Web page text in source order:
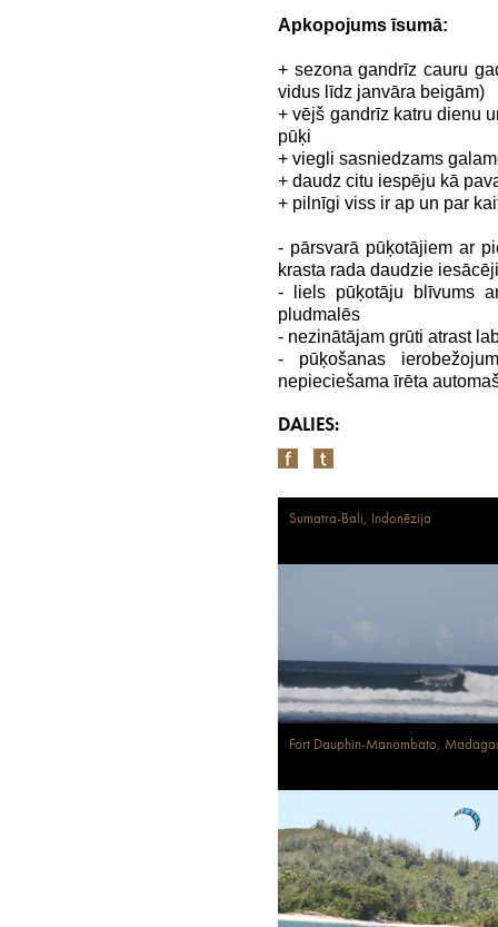
Apkopojums īsumā:
+ sezona gandrīz cauru
vidus līdz janvāra beigām)
+ vējš gandrīz katru dienu
pūķi
+ viegli sasniedzams
+ daudz citu iespēju kā
+ pilnīgi viss ir ap un par
- pārsvarā pūķotājiem ar
krasta rada daudzie
- liels pūķotāju blīvums
pludmalēs
- nezinātājam grūti atrast
- pūķošanas
nepieciešama īrēta
DALIES:
Sumatra-Bali, Indonēzija
Fort Dauphin-Manombato,